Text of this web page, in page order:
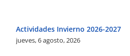
Actividades Invierno 2026-2027
jueves, 6 agosto, 2026